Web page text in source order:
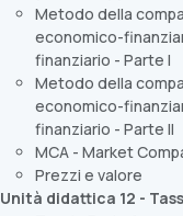
Metodo della
economico-
finanziario - Parte I
Metodo della
economico-
finanziario - Parte II
MCA - Market
Prezzi e valore
Unità didattica 12 -